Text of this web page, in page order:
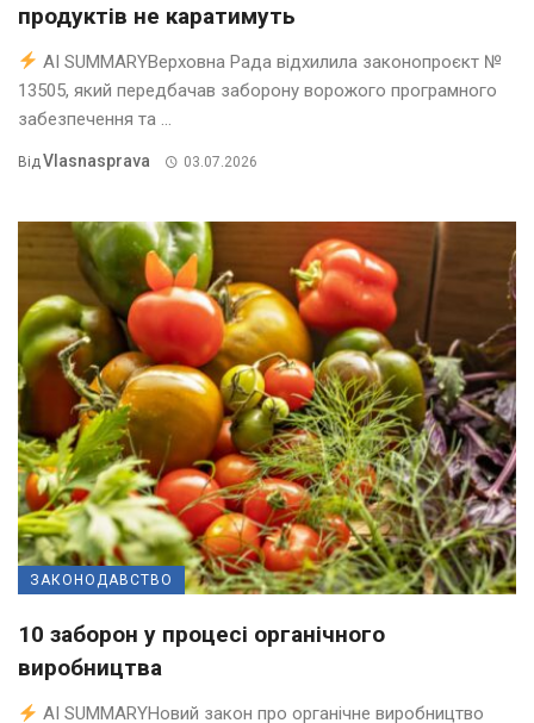
продуктів не каратимуть
AI SUMMARYВерховна Рада відхилила законопроєкт №
13505, який передбачав заборону ворожого програмного
забезпечення та ...
Від Vlasnasprava 03.07.2026
ЗАКОНОДАВСТВО
10 заборон у процесі органічного
виробництва
AI SUMMARYНовий закон про органічне виробництво